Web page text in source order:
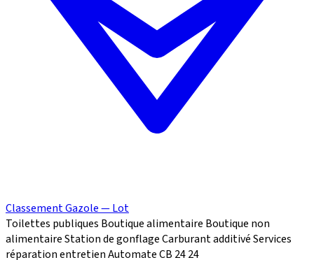
Classement Gazole — Lot
Toilettes publiques Boutique alimentaire Boutique non
alimentaireStation de gonflageCarburant additivéServices
réparationentretienAutomate CB 2424